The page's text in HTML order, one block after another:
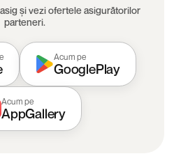
și vezi ofertele asigurătorilor
parteneri.
Acum pe
GooglePlay
Acum pe
AppGallery